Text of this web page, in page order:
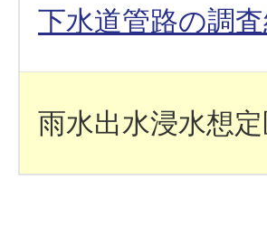
下水道管路の調
雨水出水浸水想